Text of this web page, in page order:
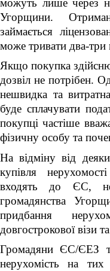
можуть лише через
Угорщини.
займається
може тривати два-три
Якщо покупка
дозвіл не потрібен.
нешвидка та
буде сплачувати
покупці частіше
фізичну особу та
На відміну від
купівля
входять до ЄС,
громадянства
придбання
довгострокової візи
Громадяни ЄС/ЄЕЗ
нерухомість на